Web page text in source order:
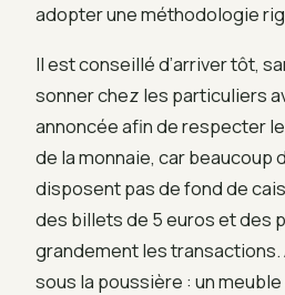
adopter une méthodologie
Il est conseillé d’arriver tôt,
sonner chez les particuliers
annoncée afin de respecter
de la monnaie, car beaucoup
disposent pas de fond de
des billets de 5 euros et des
grandement les
sous la poussière : un